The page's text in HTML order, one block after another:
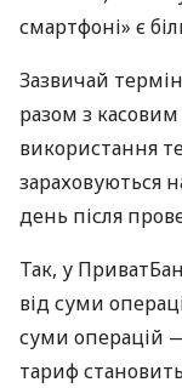
смартфоні» є
Зазвичай
разом з
використання
зараховуються
день після
Так, у
від суми
суми операцій
тариф